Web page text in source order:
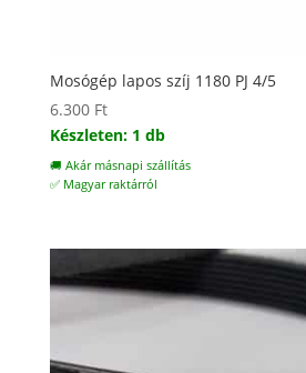
Mosógép lapos szíj 1180 PJ 4/5
6.300 Ft
Készleten: 1 db
🚚 Akár másnapi szállítás
✅ Magyar raktárról